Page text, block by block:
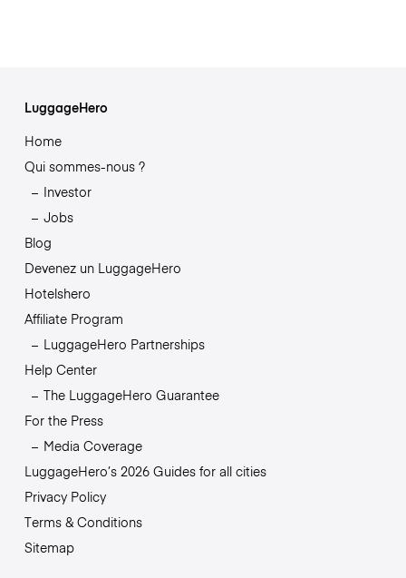
LuggageHero
Home
Qui sommes-nous ?
Investor
Jobs
Blog
Devenez un LuggageHero
Hotelshero
Affiliate Program
LuggageHero Partnerships
Help Center
The LuggageHero Guarantee
For the Press
Media Coverage
LuggageHero’s 2026 Guides for all cities
Privacy Policy
Terms & Conditions
Sitemap